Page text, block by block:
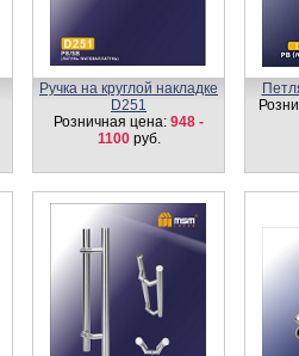
Ручка на круглой накладке
D251
Розничная цена: 948 -
1100руб.